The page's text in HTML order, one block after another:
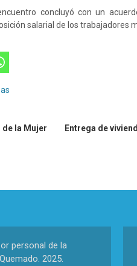
concluyó con un
salarial de los trabajadores
de la Mujer Entrega de
personal de la
2025.